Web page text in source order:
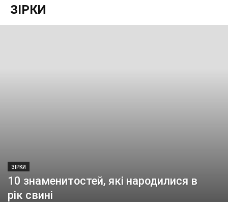
ЗІРКИ
ЗІРКИ
10 знаменитостей, які народилися в
рік свині